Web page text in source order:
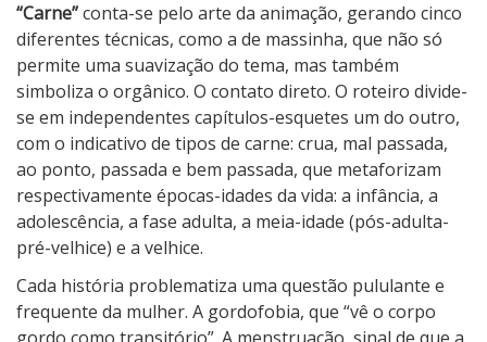
“Carne”conta-se pelo arte da animação, gerando cinco
diferentes técnicas, como a de massinha, que não só
permite uma suavização do tema, mas também
simboliza o orgânico. O contato direto. O roteiro divide-
se em independentes capítulos-esquetes um do outro,
com o indicativo de tipos de carne: crua, mal passada,
ao ponto, passada e bem passada, que metaforizam
respectivamente épocas-idades da vida: a infância, a
adolescência, a fase adulta, a meia-idade (pós-adulta-
pré-velhice) e a velhice.
Cada história problematiza uma questão pululante e
frequente da mulher. A gordofobia, que “vê o corpo